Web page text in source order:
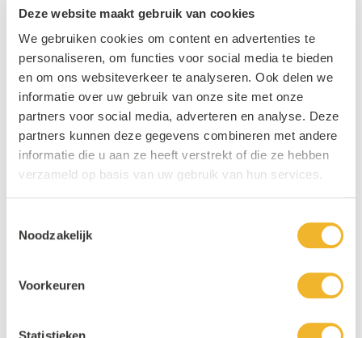
Deze website maakt gebruik van cookies
We gebruiken cookies om content en advertenties te
personaliseren, om functies voor social media te bieden
en om ons websiteverkeer te analyseren. Ook delen we
informatie over uw gebruik van onze site met onze
partners voor social media, adverteren en analyse. Deze
partners kunnen deze gegevens combineren met andere
informatie die u aan ze heeft verstrekt of die ze hebben
verzameld op basis van uw gebruik van hun services.
Noodzakelijk
Voorkeuren
Statistieken
Afvalzakken KOMO 60x80cm grijs
40 x 60L € 5,69
Bekijk product
1x € 5,69
ProGlans Glazenreiniger 1L
€ 8,99
Bekijk product
1x € 8,99
Andere producten die mogelijk iets
voor u zijn!
Navigating through the elements of the carousel is possible
Press to skip carousel